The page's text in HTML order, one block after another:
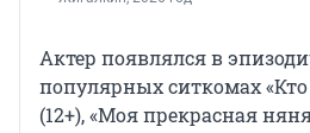
Актер появлялся в
популярных ситкомах «Кто
(12+), «Моя прекрасная